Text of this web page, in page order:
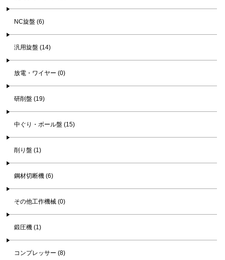
NC旋盤 (6)
汎用旋盤 (14)
放電・ワイヤー (0)
研削盤 (19)
中ぐり・ボール盤 (15)
削り盤 (1)
鋼材切断機 (6)
その他工作機械 (0)
鍛圧機 (1)
コンプレッサー (8)